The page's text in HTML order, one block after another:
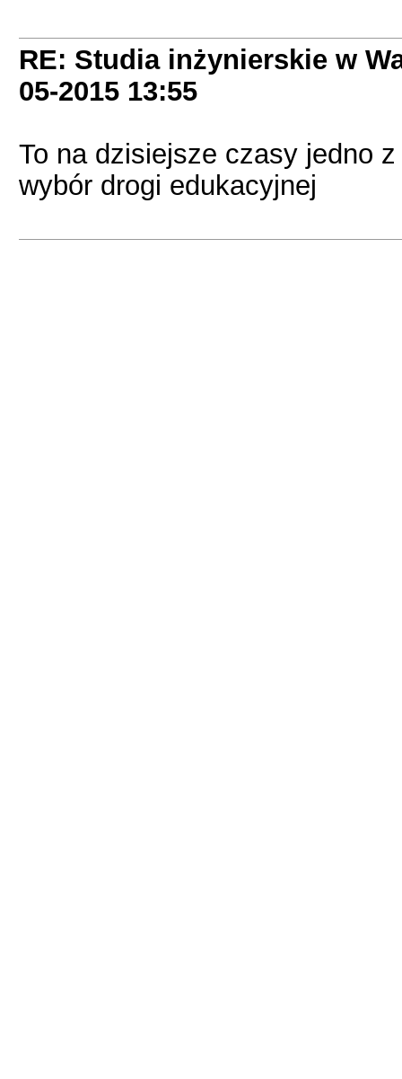
RE: Studia inżynierskie w
05-2015 13:55
To na dzisiejsze czasy jedno
wybór drogi edukacyjnej